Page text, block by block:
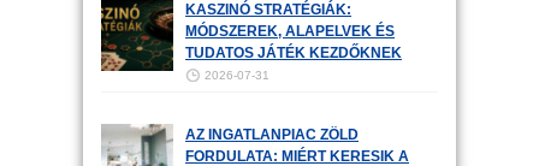
KASZINÓ STRATÉGIÁK:
MÓDSZEREK, ALAPELVEK ÉS
TUDATOS JÁTÉK KEZDŐKNEK
2026-07-31
AZ INGATLANPIAC ZÖLD
FORDULATA: MIÉRT KERESIK A